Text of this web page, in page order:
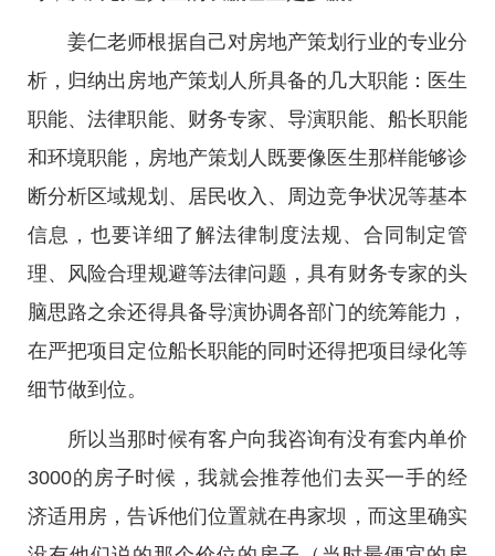
姜仁老师根据自己对房地产策划行业的专业分
析，归纳出房地产策划人所具备的几大职能：医生
职能、法律职能、财务专家、导演职能、船长职能
和环境职能，房地产策划人既要像医生那样能够诊
断分析区域规划、居民收入、周边竞争状况等基本
信息，也要详细了解法律制度法规、合同制定管
理、风险合理规避等法律问题，具有财务专家的头
脑思路之余还得具备导演协调各部门的统筹能力，
在严把项目定位船长职能的同时还得把项目绿化等
细节做到位。
所以当那时候有客户向我咨询有没有套内单价
3000的房子时候，我就会推荐他们去买一手的经
济适用房，告诉他们位置就在冉家坝，而这里确实